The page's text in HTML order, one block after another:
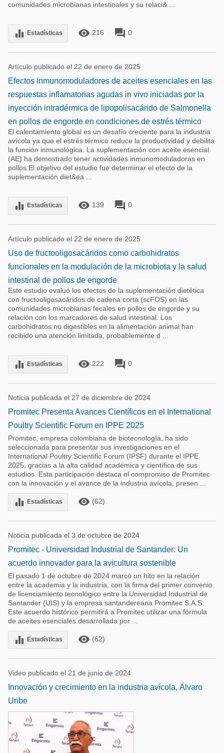
comunidades microbianas intestinales y su relaci& ...
equalizer Estadísticas remove_red_eye 216 forum 0
Artículo publicado el 22 de enero de 2025
Efectos inmunomoduladores de aceites esenciales en las
respuestas inflamatorias agudas in vivo iniciadas por la
inyección intradérmica de lipopolisacárido de Salmonella
en pollos de engorde en condiciones de estrés térmico
El calentamiento global es un desafío creciente para la industria
avícola ya que el estrés térmico reduce la productividad y debilita
la función inmunológica. La suplementación con aceite esencial
(AE) ha demostrado tener actividades inmunomoduladoras en
pollos.El objetivo del estudio fue determinar el efecto de la
suplementación diet&ea ...
equalizer Estadísticas remove_red_eye 139 forum 0
Artículo publicado el 22 de enero de 2025
Uso de fructooligosacáridos como carbohidratos
funcionales en la modulación de la microbiota y la salud
intestinal de pollos de engorde
Este estudio evaluó los efectos de la suplementación dietética
con fructooligosacáridos de cadena corta (scFOS) en las
comunidades microbianas fecales en pollos de engorde y su
relación con los marcadores de salud intestinal. Los
carbohidratos no digestibles en la alimentación animal han
recibido una atención limitada, probablemente d ...
equalizer Estadísticas remove_red_eye 222 forum 0
Noticia publicada el 27 de diciembre de 2024
Promitec Presenta Avances Científicos en el International
Poultry Scientific Forum en IPPE 2025
Promitec, empresa colombiana de biotecnología, ha sido
seleccionada para presentar sus investigaciones en el
International Poultry Scientific Forum (IPSF) durante el IPPE
2025, gracias a la alta calidad académica y científica de sus
estudios. Esta participación destaca el compromiso de Promitec
con la innovación y el avance de la industria avícola, presen ...
equalizer Estadísticas remove_red_eye (62)
Noticia publicada el 3 de octubre de 2024
Promitec - Universidad Industrial de Santander: Un
acuerdo innovador para la avicultura sostenible
El pasado 1 de octubre de 2024 marcó un hito en la relación
entre la academia y la industria, con la firma del primer convenio
de licenciamiento tecnológico entre la Universidad Industrial de
Santander (UIS) y la empresa santandereana Promitec S.A.S.
Este acuerdo histórico permitirá a Promitec utilizar una fórmula
de aceites esenciales desarrollada por ...
equalizer Estadísticas remove_red_eye (62)
Video publicado el 21 de junio de 2024
Innovación y crecimiento en la industria avícola, Álvaro
Uribe